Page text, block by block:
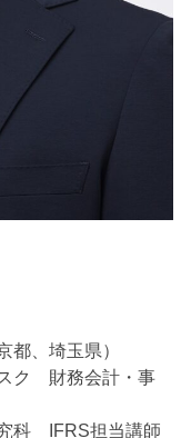
都、埼玉県）
ク 財務会計・事
科 IFRS担当講師